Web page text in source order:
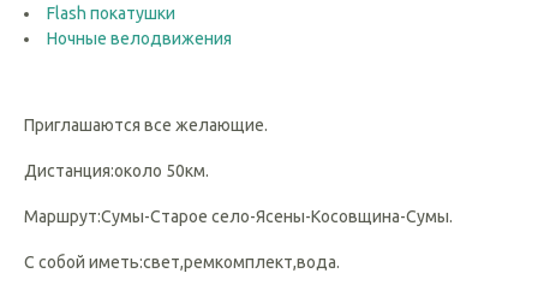
Flash покатушки
Ночные велодвижения
Приглашаются все желающие.
Дистанция:около 50км.
Маршрут:Сумы-Старое село-Ясены-Косовщина-Сумы.
С собой иметь:свет,ремкомплект,вода.